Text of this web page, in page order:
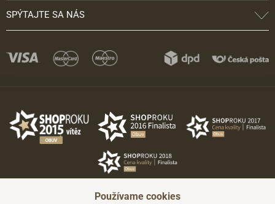
SPÝTAJTE SA NÁS
Používame cookies